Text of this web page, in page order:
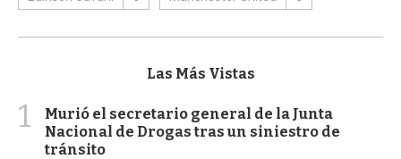
Las Más Vistas
1
Murió el secretario general de la Junta
Nacional de Drogas tras un siniestro de
tránsito